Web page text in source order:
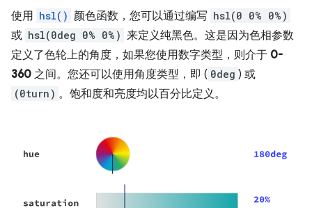
使用 hsl() 颜色函数，您可以通过编写 hsl(0 0% 0%)
或 hsl(0deg 0% 0%) 来定义纯黑色。这是因为色相参数
定义了色轮上的角度，如果您使用数字类型，则介于 0-
360 之间。您还可以使用角度类型，即 ( 0deg ) 或
(0turn) 。饱和度和亮度均以百分比定义。